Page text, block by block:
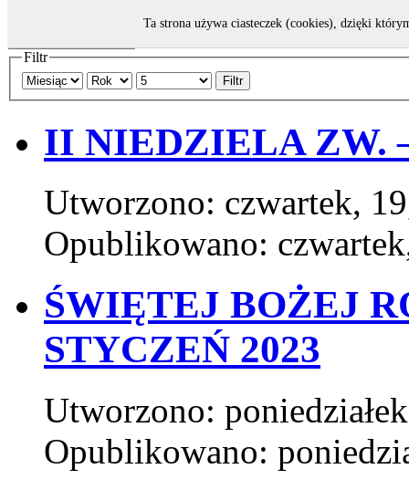
Filtr
Filtr
II NIEDZIELA ZW.
Utworzono: czwartek,
Opublikowano:
ŚWIĘTEJ BOŻEJ
STYCZEŃ 2023
Utworzono:
Opublikowano:
Ta strona używa ciasteczek (cookies), dzięki